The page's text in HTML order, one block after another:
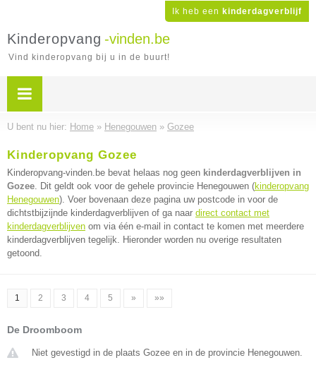
Ik heb een kinderdagverblijf
Kinderopvang -vinden.be
Vind kinderopvang bij u in de buurt!
U bent nu hier: Home » Henegouwen » Gozee
Kinderopvang Gozee
Kinderopvang-vinden.be bevat helaas nog geen kinderdagverblijven in
Gozee. Dit geldt ook voor de gehele provincie Henegouwen (kinderopvang
Henegouwen). Voer bovenaan deze pagina uw postcode in voor de
dichtstbijzijnde kinderdagverblijven of ga naar direct contact met
kinderdagverblijven om via één e-mail in contact te komen met meerdere
kinderdagverblijven tegelijk. Hieronder worden nu overige resultaten
getoond.
1 2 3 4 5 » »»
De Droomboom
Niet gevestigd in de plaats Gozee en in de provincie Henegouwen.